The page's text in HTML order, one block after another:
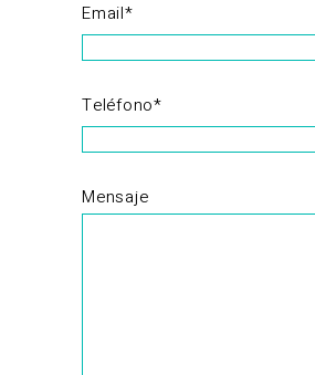
Email*
Teléfono*
Mensaje